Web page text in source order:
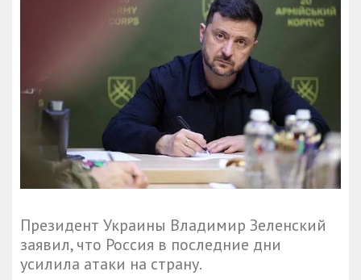
Президент Украины Владимир Зеленский
заявил, что Россия в последние дни
усилила атаки на страну.